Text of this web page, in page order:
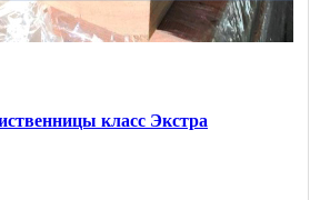
класс Экстра